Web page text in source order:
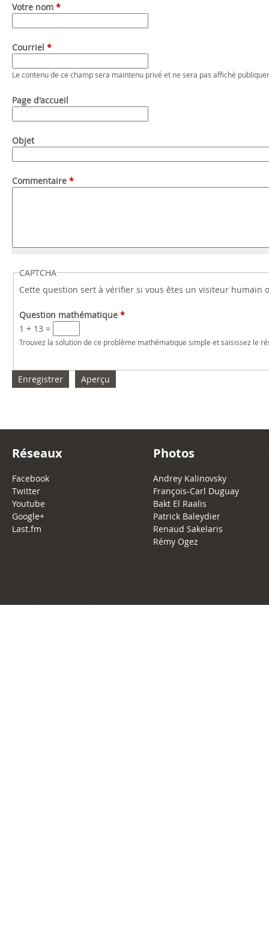
Votre nom *
Courriel *
Le contenu de ce champ sera maintenu privé et ne sera pas affiché
Page d'accueil
Objet
Commentaire *
CAPTCHA
Cette question sert à vérifier si vous êtes un visiteur
Question mathématique *
1 + 13 =
Trouvez la solution de ce problème mathématique simple et saisissez le
Réseaux
Facebook
Twitter
Youtube
Google+
Last.fm
Photos
Andrey Kalinovsky
François-Carl Duguay
Bakt El Raalis
Patrick Baleydier
Renaud Sakelaris
Rémy Ogez